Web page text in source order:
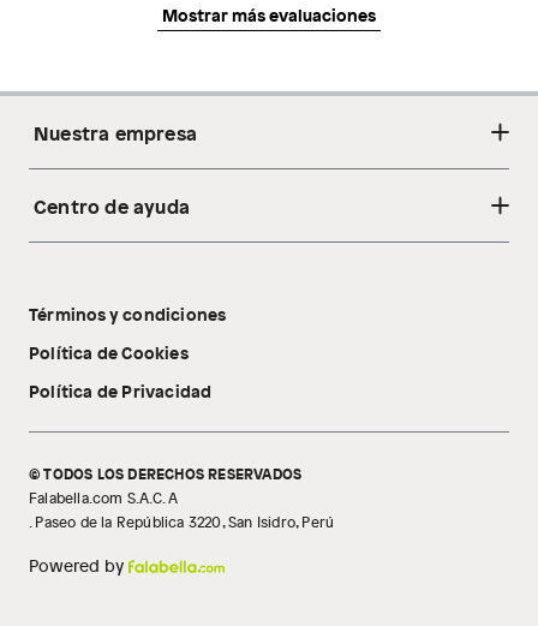
Mostrar más evaluaciones
Nuestra empresa
Acerca de nosotros
Tecnología Pillow Walk
Centro de ayuda
Libro de reclamaciones
Términos y condiciones
Política de Cookies
Política de Privacidad
© TODOS LOS DERECHOS RESERVADOS
Falabella.com S.A.C. A
. Paseo de la República 3220, San Isidro, Perú
Powered by